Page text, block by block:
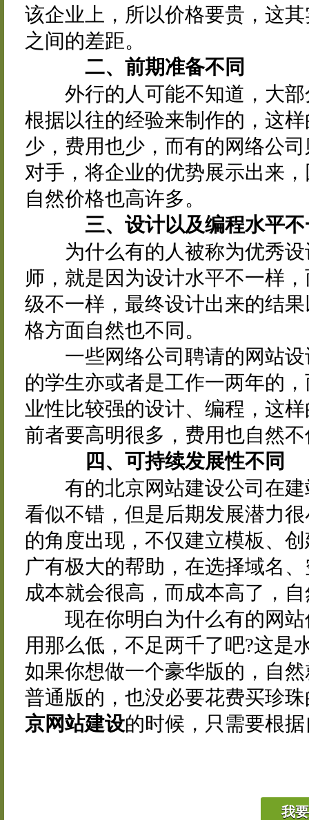
该企业上，所以价格要贵，这
之间的差距。
二、前期准备不同
外行的人可能不知道，大部
根据以往的经验来制作的，这
少，费用也少，而有的网络公
对手，将企业的优势展示出来
自然价格也高许多。
三、设计以及编程水平不
为什么有的人被称为优秀设
师，就是因为设计水平不一样
级不一样，最终设计出来的结
格方面自然也不同。
一些网络公司聘请的网站设
的学生亦或者是工作一两年的
业性比较强的设计、编程，这
前者要高明很多，费用也自然
四、可持续发展性不同
有的北京网站建设公司在建
看似不错，但是后期发展潜力
的角度出现，不仅建立模板、
广有极大的帮助，在选择域名
成本就会很高，而成本高了，
现在你明白为什么有的网站
用那么低，不足两千了吧?这是
如果你想做一个豪华版的，自
普通版的，也没必要花费买珍
京网站建设的时候，只需要根
我